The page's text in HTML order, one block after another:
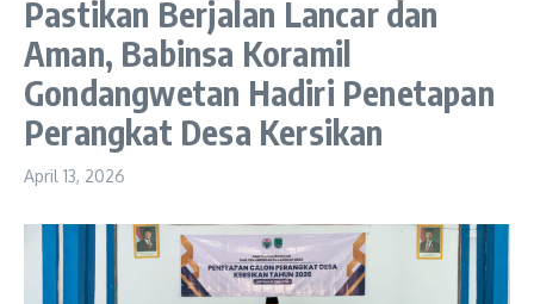
Pastikan Berjalan Lancar dan
Aman, Babinsa Koramil
Gondangwetan Hadiri Penetapan
Perangkat Desa Kersikan
April 13, 2026